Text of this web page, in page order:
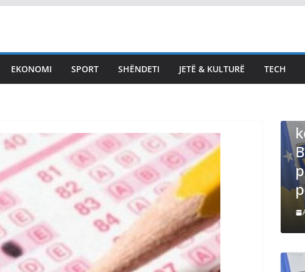
EKONOMI SPORT SHËNDETI JETË & KULTURË TECH
por
edhe
shiu në
Vendi Sot
konstituim të Kuvendit,
Bedri Hamza nuk e
përjashton mundësinë
për protesta
August 8, 2026 Vendi Sot